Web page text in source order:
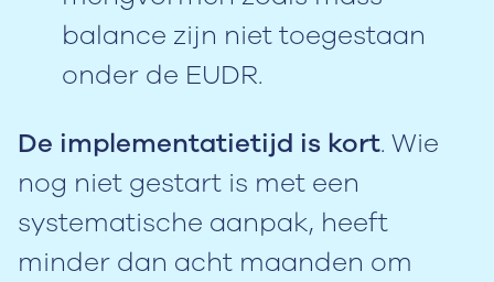
balance zijn niet toegestaan
onder de EUDR.
De implementatietijd is kort. Wie
nog niet gestart is met een
systematische aanpak, heeft
minder dan acht maanden om